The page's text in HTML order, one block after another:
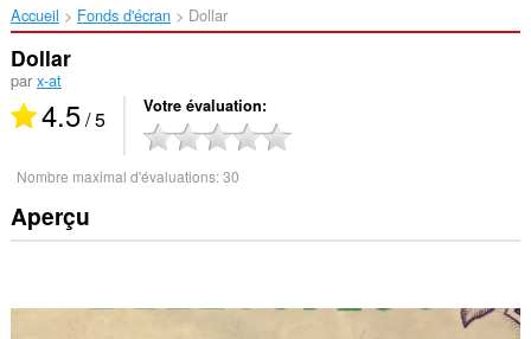
Accueil Fonds d'écran Dollar‎
Dollar
par x-at
4.5/ 5 Votre évaluation
Nombre maximal d'évaluations:30
Aperçu